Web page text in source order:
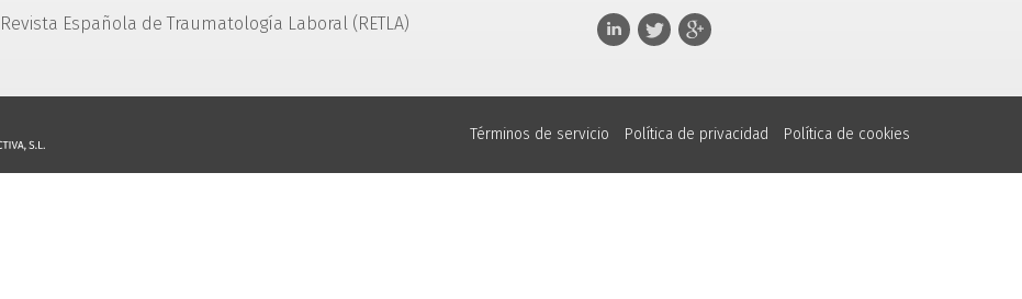
Revista Española de Traumatología Laboral (RETLA)
Términos de servicio Política de privacidad Política de cookies